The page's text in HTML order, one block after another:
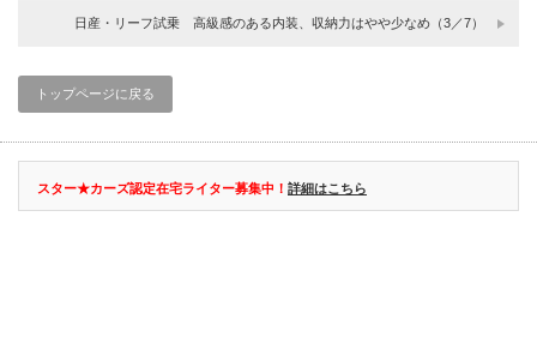
日産・リーフ試乗 高級感のある内装、収納力はやや少なめ（3／7）
トップページに戻る
スター★カーズ認定在宅ライター募集中！ 詳細はこちら